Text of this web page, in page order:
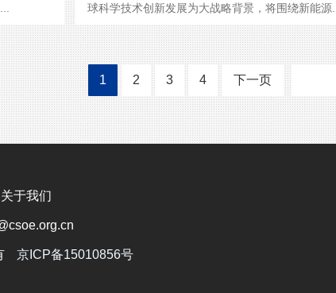
球科学技术创新发展为大战略背景，将围绕新能源...
1 2 3 4 下一页
关于我们
京ICP备15010856号